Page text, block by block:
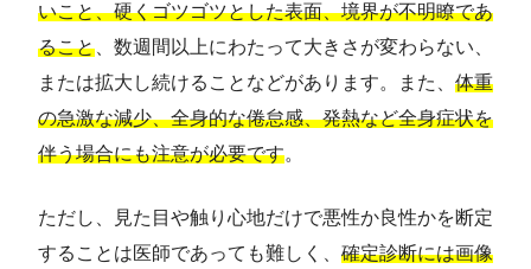
いこと、硬くゴツゴツとした表面、境界が不明瞭であ
ること 、数週間以上にわたって大きさが変わらない、
または拡大し続けることなどがあります。また、 体重
の急激な減少、全身的な倦怠感、発熱など全身症状を
伴う場合にも注意が必要です。
ただし、見た目や触り心地だけで悪性か良性かを断定
することは医師であっても難しく、 確定診断には画像